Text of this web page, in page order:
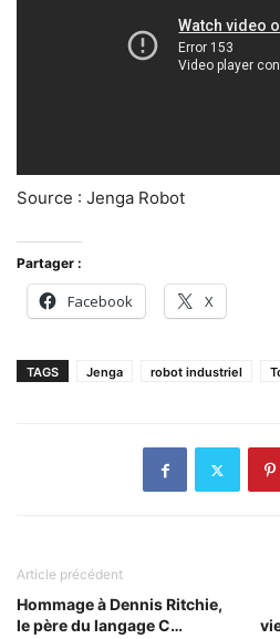
Source : Jenga Robot
Partager :
Facebook X
TAGS Jenga robot industriel
Article précédent
Hommage à Dennis Ritchie,
le père du langage C…